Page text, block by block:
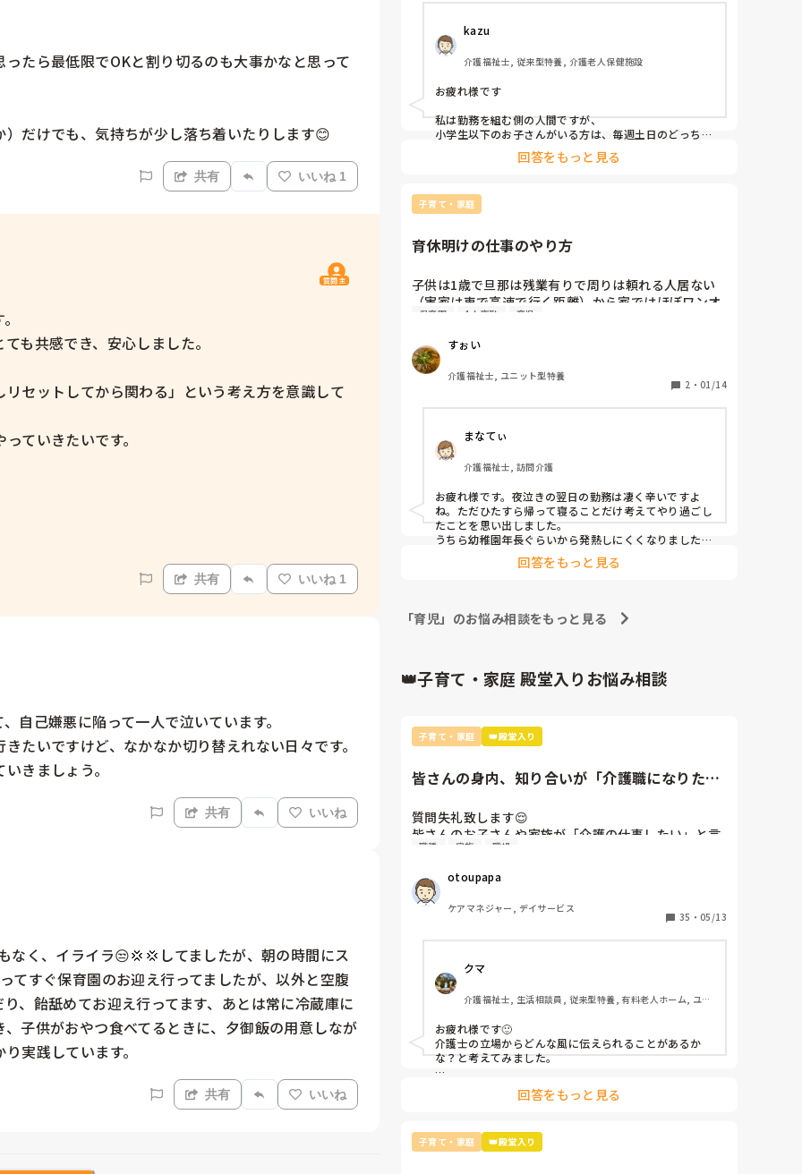
たら最低限でOKと割り切るのも大事かなと思って
だけでも、気持ちが少し落ち着いたりします😊
共有 いいね 1
質問主
も共感でき、安心しました。
セットしてから関わる」という考え方を意識して
ていきたいです。
共有 いいね 1
自己嫌悪に陥って一人で泣いています。
たいですけど、なかなか切り替えれない日々です。
きましょう。
共有 いいね
なく、イライラ😒💢💢してましたが、朝の時間にス
てすぐ保育園のお迎え行ってましたが、以外と空腹
、飴舐めてお迎え行ってます、あとは常に冷蔵庫に
子供がおやつ食べてるときに、夕御飯の用意しなが
実践しています。
共有 いいね
kazu
介護福祉士, 従来型特養, 介護老人保健施設
お疲れ様です
私は勤務を組む側の人間ですが、
小学生以下のお子さんがいる方は、毎週土日のどっちか
で休み希望出したり、
乳幼児のお子さんがいる方は夕方の忙しい時間に家事が
幼稚園〜小学校低学年くらいだと、朝の準備が忙しいの
で遅番中心を希望だったり
んでいます。
回答をもっと見る
子育て・家庭
育休明けの仕事のやり方
子供は1歳で旦那は残業有りで周りは頼れる人居ない
（実家は車で高速で行く距離）から家ではほぼワンオ
ペの為育休明けは扶養内時短パートだけど幼くて保育
みの日に行けそうなら行くやり方をしてるのですが本
当は扶養外で時間延長して給与増やしたいけど現実無
理なので今は諦めモードです😭今の時間帯でも家帰っ
てやること沢山なので私も疲れ切ってしまってます…
皆さんは何時ごろから時間増やして仕事してますか？
＆子供がちょくちょく体調不良にならなくなったのは
保育園 1人夜勤 育児
すぉい
介護福祉士, ユニット型特養
2 ・ 01/14
まなてぃ
介護福祉士, 訪問介護
お疲れ様です。夜泣きの翌日の勤務は凄く辛いですよ
ね。ただひたすら帰って寝ることだけ考えてやり過ごし
たことを思い出しました。
うちら幼稚園年長ぐらいから発熱しにくくなりましたか
ね〜。小学校上がってもインフルエンザやりんご病にか
かることもあってまだまだ安心できません。
回答をもっと見る
「育児」のお悩み相談をもっと見る
👑子育て・家庭 殿堂入りお悩み相談
子育て・家庭 👑殿堂入り
皆さんの身内、知り合いが「介護職になりた
質問失礼致します😌
皆さんのお子さんや家族が「介護の仕事したい」と言
ったら、なんと声をかけますか？？
「介護の仕事」と書いたら、先生から「やめておきな
さい」と言われたそうで😓
相手が高校生に限らず、皆さんだったら、介護職を選
択肢に入れるのをどう思われますか？
職種 家族 職場
otoupapa
ケアマネジャー, デイサービス
35 ・ 05/13
クマ
介護福祉士, 生活相談員, 従来型特養, 有料老人ホーム, ユニ
お疲れ様です🙂
介護士の立場からどんな風に伝えられることがあるか
な？と考えてみました。
まず、介護士をやりたいと思った理由を本人に聞きま
話が出た場合、現実的には収入が上がらず、特に結婚子
育てのタームになるとどうしても苦労しやすい点、また
回答をもっと見る
子育て・家庭 👑殿堂入り